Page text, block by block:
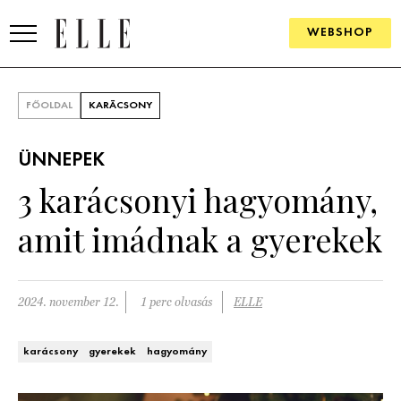
WEBSHOP
SZÉPSÉG
PSZICHÉ
ÉLETMÓD
FŐOLDAL KARÁCSONY
ÜNNEPEK
3 karácsonyi hagyomány,
amit imádnak a gyerekek
2024. november 12. 1 perc olvasás ELLE
karácsony gyerekek hagyomány